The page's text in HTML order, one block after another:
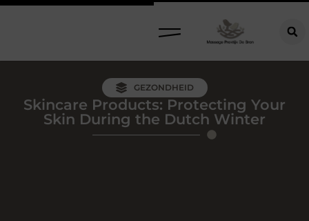
GEZONDHEID
Skincare Products: Protecting Your
Skin During the Dutch Winter